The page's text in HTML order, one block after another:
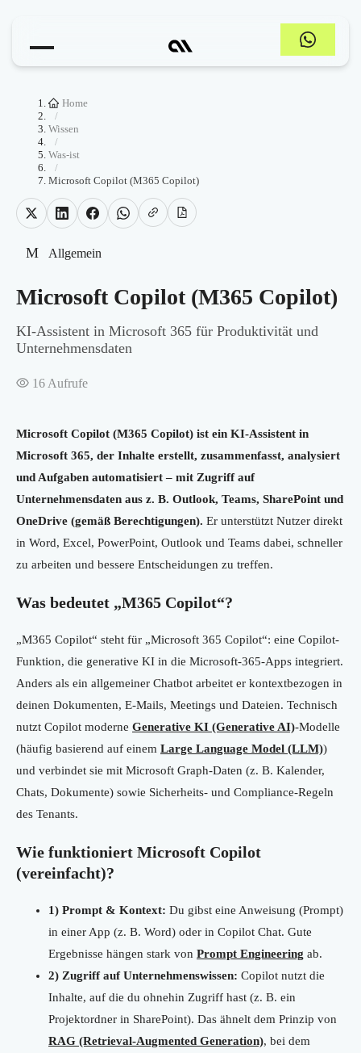
Home
/
Wissen
/
Was-ist
/
Microsoft Copilot (M365 Copilot)
M Allgemein
Microsoft Copilot (M365 Copilot)
KI-Assistent in Microsoft 365 für Produktivität und
Unternehmensdaten
16 Aufrufe
Microsoft Copilot (M365 Copilot) ist ein KI-Assistent in
Microsoft 365, der Inhalte erstellt, zusammenfasst, analysiert
und Aufgaben automatisiert – mit Zugriff auf
Unternehmensdaten aus z. B. Outlook, Teams, SharePoint und
OneDrive (gemäß Berechtigungen). Er unterstützt Nutzer direkt
in Word, Excel, PowerPoint, Outlook und Teams dabei, schneller
zu arbeiten und bessere Entscheidungen zu treffen.
Was bedeutet „M365 Copilot“?
„M365 Copilot“ steht für „Microsoft 365 Copilot“: eine Copilot-
Funktion, die generative KI in die Microsoft-365-Apps integriert.
Anders als ein allgemeiner Chatbot arbeitet er kontextbezogen in
deinen Dokumenten, E-Mails, Meetings und Dateien. Technisch
nutzt Copilot moderne Generative KI (Generative AI)-Modelle
(häufig basierend auf einem Large Language Model (LLM))
und verbindet sie mit Microsoft Graph-Daten (z. B. Kalender,
Chats, Dokumente) sowie Sicherheits- und Compliance-Regeln
des Tenants.
Wie funktioniert Microsoft Copilot
(vereinfacht)?
1) Prompt & Kontext: Du gibst eine Anweisung (Prompt)
in einer App (z. B. Word) oder in Copilot Chat. Gute
Ergebnisse hängen stark von Prompt Engineering ab.
2) Zugriff auf Unternehmenswissen: Copilot nutzt die
Inhalte, auf die du ohnehin Zugriff hast (z. B. ein
Projektordner in SharePoint). Das ähnelt dem Prinzip von
RAG (Retrieval-Augmented Generation), bei dem